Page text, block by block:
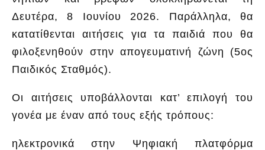
Δευτέρα, 8 Ιουνίου 2026. Παράλληλα, θα
κατατίθενται αιτήσεις για τα παιδιά που θα
φιλοξενηθούν στην απογευματινή ζώνη (5ος
Παιδικός Σταθμός).
Οι αιτήσεις υποβάλλονται κατ’ επιλογή του
γονέα με έναν από τους εξής τρόπους:
ηλεκτρονικά στην Ψηφιακή πλατφόρμα